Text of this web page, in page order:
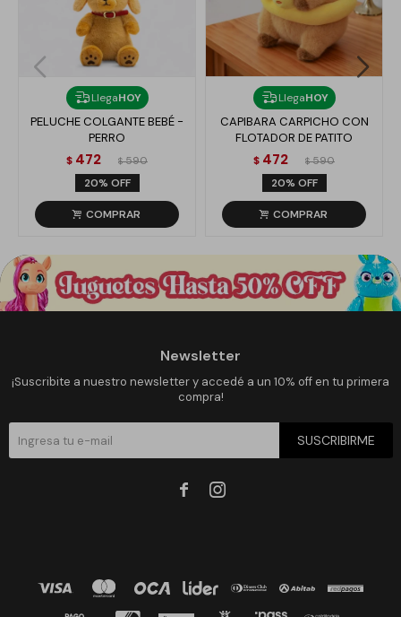
LlegaHOY
PELUCHE COLGANTE BEBÉ -
PERRO
$ 472 $ 590
20
LlegaHOY
CAPIBARA CARPICHO CON
FLOTADOR DE PATITO
$ 472 $ 590
20
Newsletter
¡Suscribite a nuestro newsletter y accedé a un 10% off en tu primera
compra!
SUSCRIBIRME
 